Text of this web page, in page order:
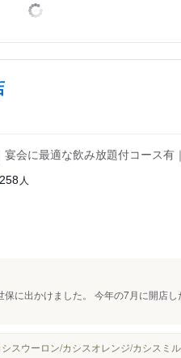
会に最適な飲み放題付コース有
258 人
に出かけました。 今年の7月に開店し
ウーロン/カシスオレンジ/カシスミ